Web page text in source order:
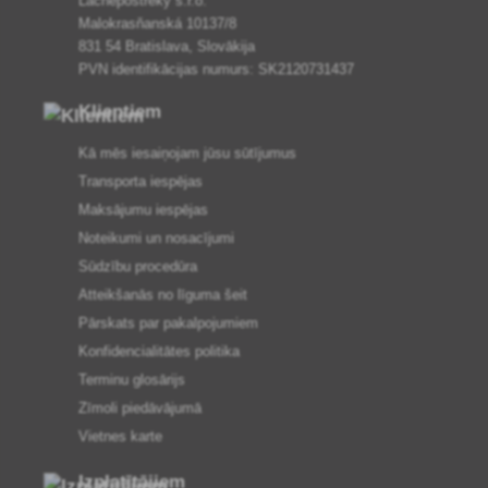
Malokrasňanská 10137/8
831 54 Bratislava, Slovākija
PVN identifikācijas numurs: SK2120731437
Klientiem
Kā mēs iesaiņojam jūsu sūtījumus
Transporta iespējas
Maksājumu iespējas
Noteikumi un nosacījumi
Sūdzību procedūra
Atteikšanās no līguma šeit
Pārskats par pakalpojumiem
Konfidencialitātes politika
Terminu glosārijs
Zīmoli piedāvājumā
Vietnes karte
Izplatītājiem